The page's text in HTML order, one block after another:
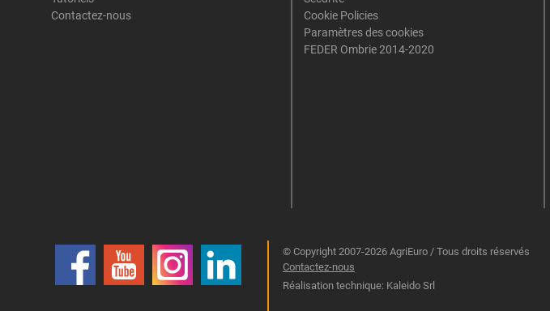
Contactez-nous
Cookie Policies
Paramètres des cookies
FEDER Ombrie 2014-2020
© Copyright 2007-2026 AgriEuro / Tous droits réservés
Contactez-nous
Réalisation technique: Kaleido Srl